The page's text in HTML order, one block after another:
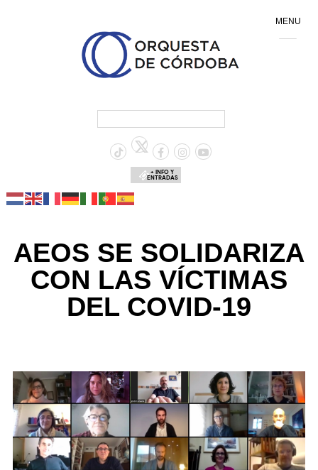
+ INFO Y
ENTRADAS
AEOS SE SOLIDARIZA
CON LAS VÍCTIMAS
DEL COVID-19
MENU